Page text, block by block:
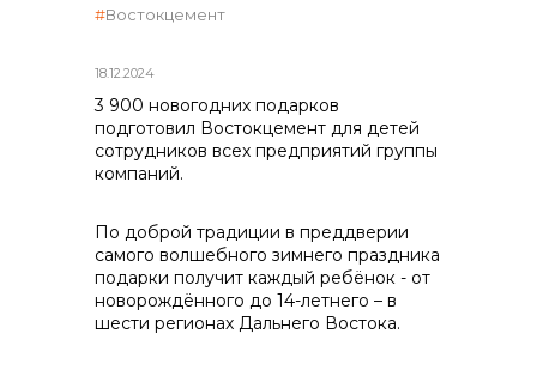
объявленные закупки
реализация неликвидов
контакты отдела закупок
Контакты
18.12.2024
Востокцемент
3 900 новогодних подарков
подготовил Востокцемент для детей
сотрудников всех предприятий группы
компаний.
По доброй традиции в преддверии
самого волшебного зимнего праздника
подарки получит каждый ребёнок - от
новорождённого до 14-летнего – в
шести регионах Дальнего Востока.